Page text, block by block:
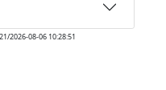
2026-08-06 10:28:51